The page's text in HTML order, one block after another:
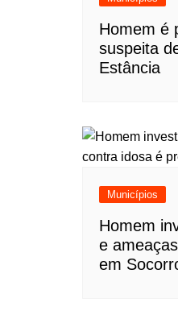
Homem é
suspeita
Estância
Municípios
Homem
e
em